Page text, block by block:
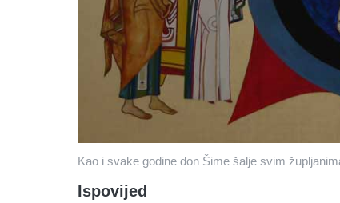
Kao i svake godine don Šime šalje svim
Ispovijed